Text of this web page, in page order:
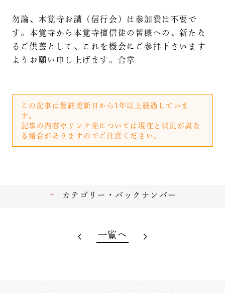
勿論、本覚寺お講（信行会）は参加費は不要で
す。本覚寺から本覚寺檀信徒の皆様への、新たな
るご供養として、これを機会にご参拝下さいます
ようお願い申し上げます。合掌
この記事は最終更新日から1年以上経過していま
す。
記事の内容やリンク先については現在と状況が異な
る場合がありますのでご注意ください。
カテゴリー・バックナンバー
一覧へ